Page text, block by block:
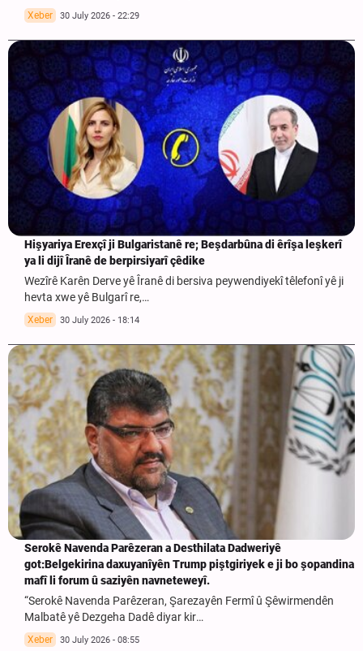
Xeber 30 July 2026 - 22:29
Hişyariya Erexçî ji Bulgaristanê re; Beşdarbûna di êrîşa leşkerî
ya li dijî Îranê de berpirsiyarî çêdike
Wezîrê Karên Derve yê Îranê di bersiva peywendiyekî têlefonî yê ji
hevta xwe yê Bulgarî re,…
Xeber 30 July 2026 - 18:14
Serokê Navenda Parêzeran a Desthilata Dadweriyê
got:Belgekirina daxuyanîyên Trump piştgiriyek e ji bo şopandina
mafî li forum û saziyên navneteweyî.
“Serokê Navenda Parêzeran, Şarezayên Fermî û Şêwirmendên
Malbatê yê Dezgeha Dadê diyar kir…
Xeber 30 July 2026 - 08:55